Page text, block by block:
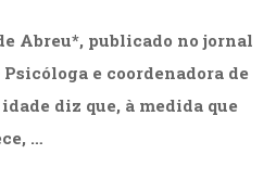
Abreu*, publicado no jornal
Psicóloga e coordenadora de
diz que, à medida que
…